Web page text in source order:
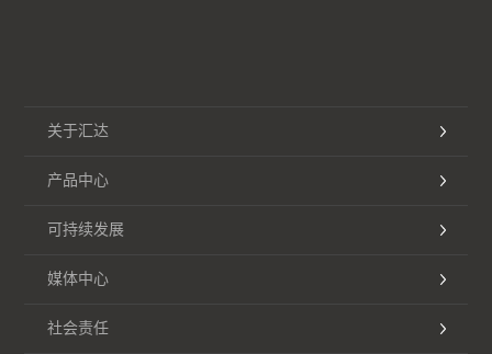
关于汇达
产品中心
可持续发展
媒体中心
社会责任